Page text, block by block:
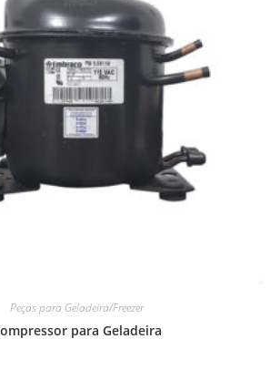
Peças para Geladeira/Freezer
para Geladeira